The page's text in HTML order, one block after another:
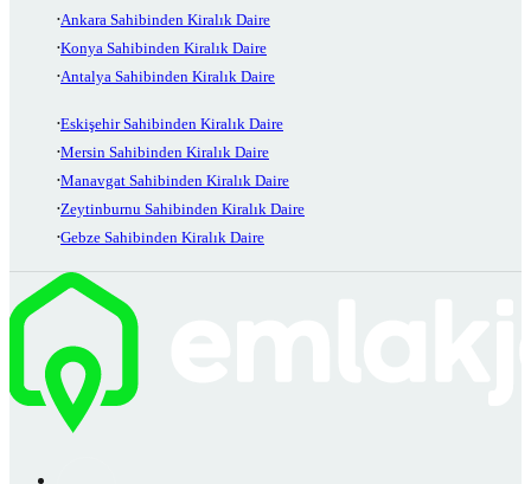
Ankara Sahibinden Kiralık Daire
Konya Sahibinden Kiralık Daire
Antalya Sahibinden Kiralık Daire
Eskişehir Sahibinden Kiralık Daire
Mersin Sahibinden Kiralık Daire
Manavgat Sahibinden Kiralık Daire
Zeytinburnu Sahibinden Kiralık Daire
Gebze Sahibinden Kiralık Daire